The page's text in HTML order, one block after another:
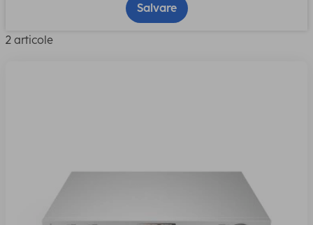
Salvare
2 articole